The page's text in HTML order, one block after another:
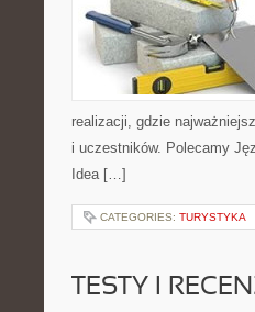
realizacji, gdzie
i uczestników. Polecamy
Idea […]
CATEGORIES: TURYSTYKA
TESTY I